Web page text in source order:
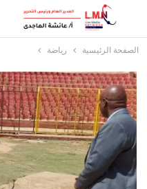
الصفحة الرئيسية رياضة